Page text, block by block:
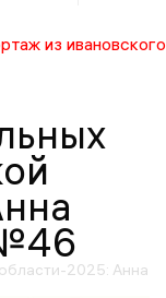
из ивановского
2025: Анна